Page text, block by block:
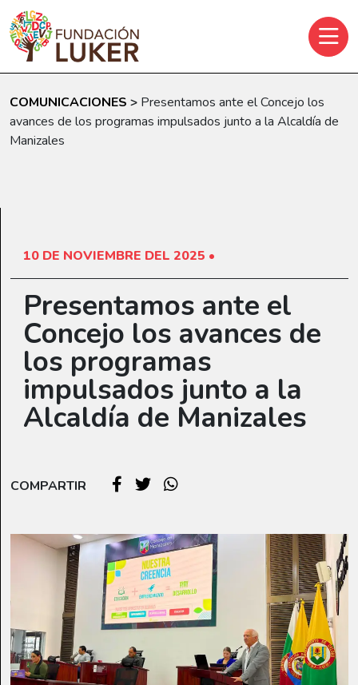
Skip to main content
COMUNICACIONES > Presentamos ante el Concejo los
avances de los programas impulsados junto a la Alcaldía de
Manizales
10 DE NOVIEMBRE DEL 2025 •
Presentamos ante el
Concejo los avances de
los programas
impulsados junto a la
Alcaldía de Manizales
COMPARTIR